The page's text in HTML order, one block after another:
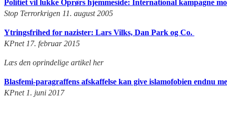
Politiet vil lukke Oprørs hjemmeside: International kampagne
Stop Terrorkrigen 11. august 2005
Ytringsfrihed for nazister: Lars Vilks, Dan Park og Co.
KPnet 17. februar 2015
Læs den oprindelige artikel her
Blasfemi-paragraffens afskaffelse kan give islamofobien endnu
KPnet 1. juni 2017